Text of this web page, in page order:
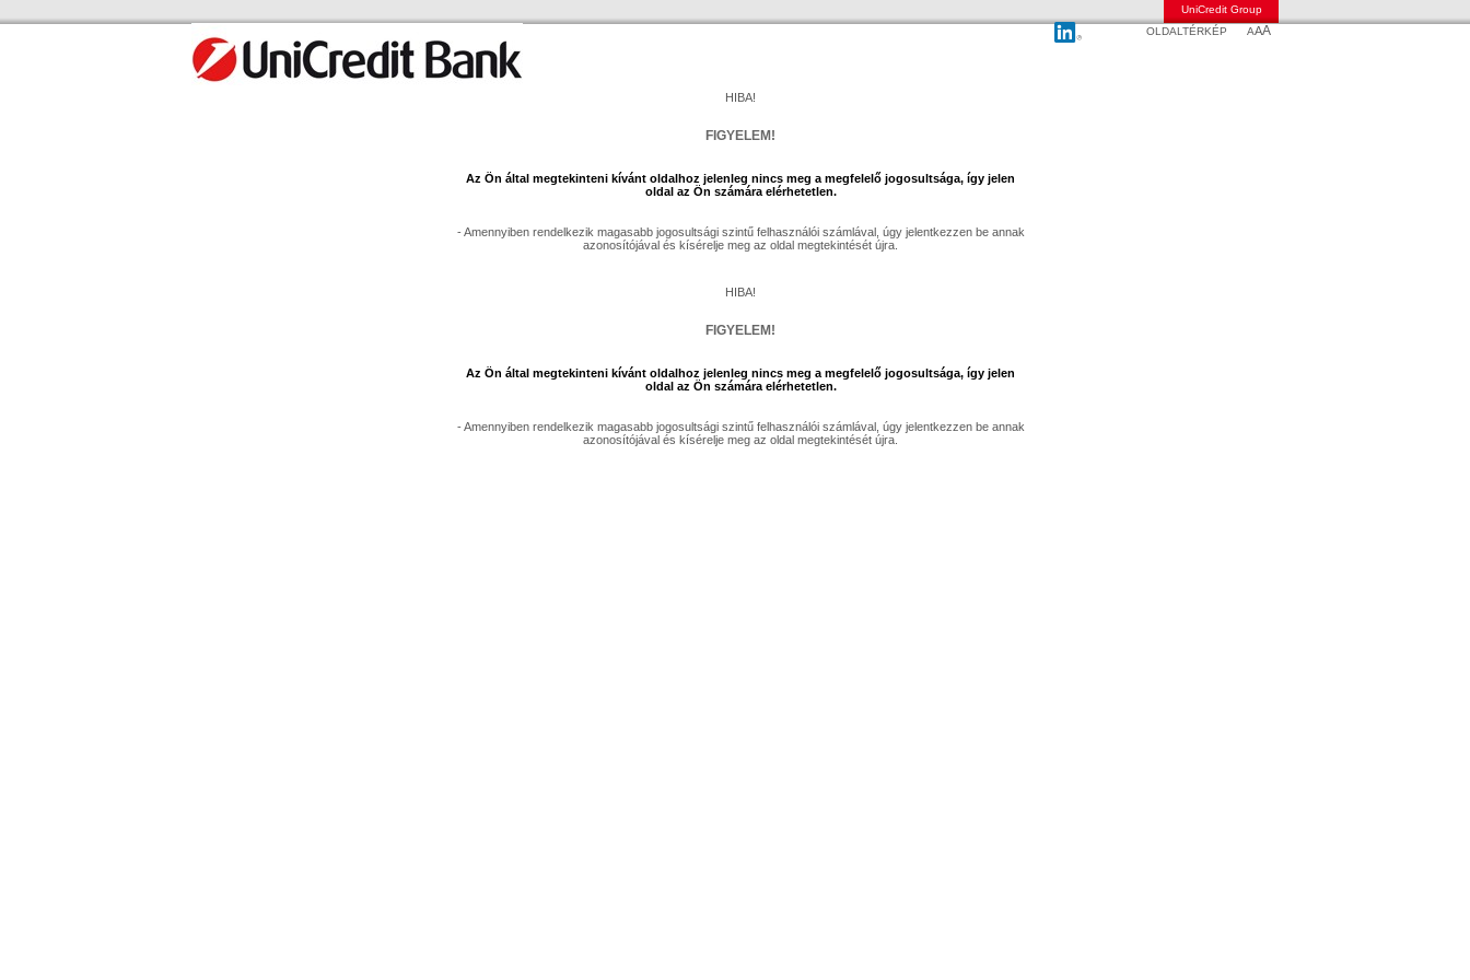
UniCredit Group
OLDALTÉRKÉP
AAA
HIBA!
FIGYELEM!
Az Ön által megtekinteni kívánt oldalhoz jelenleg nincs meg a megfelelő jogosultsága, így jelen
oldal az Ön számára elérhetetlen.
- Amennyiben rendelkezik magasabb jogosultsági szintű felhasználói számlával, úgy jelentkezzen be annak
azonosítójával és kísérelje meg az oldal megtekintését újra.
HIBA!
FIGYELEM!
Az Ön által megtekinteni kívánt oldalhoz jelenleg nincs meg a megfelelő jogosultsága, így jelen
oldal az Ön számára elérhetetlen.
- Amennyiben rendelkezik magasabb jogosultsági szintű felhasználói számlával, úgy jelentkezzen be annak
azonosítójával és kísérelje meg az oldal megtekintését újra.